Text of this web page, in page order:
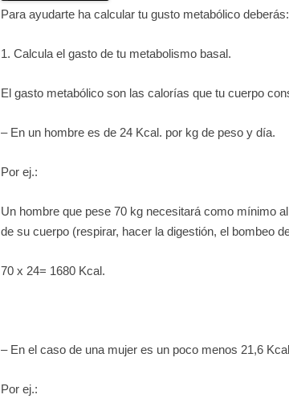
Para ayudarte ha calcular tu gusto metabólico deberás:
1. Calcula el gasto de tu metabolismo basal.
El gasto metabólico son las calorías que tu cuerpo
– En un hombre es de 24 Kcal. por kg de peso y día.
Por ej.:
Un hombre que pese 70 kg necesitará como mínimo
de su cuerpo (respirar, hacer la digestión, el bombeo
70 x 24= 1680 Kcal.
– En el caso de una mujer es un poco menos 21,6
Por ej.: